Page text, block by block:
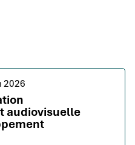
2026
audiovisuelle